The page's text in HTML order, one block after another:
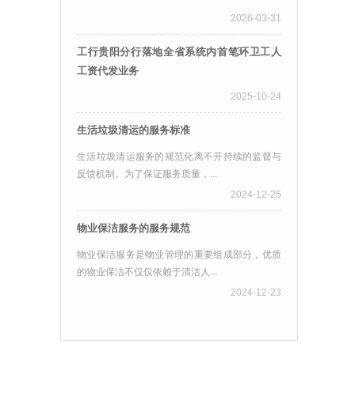
2026-03-31
工行贵阳分行落地全省系统内首笔环卫工人
工资代发业务
2025-10-24
生活垃圾清运的服务标准
生活垃圾清运服务的规范化离不开持续的监督与
反馈机制。为了保证服务质量，...
2024-12-25
物业保洁服务的服务规范
物业保洁服务是物业管理的重要组成部分，优质
的物业保洁不仅仅依赖于清洁人...
2024-12-23